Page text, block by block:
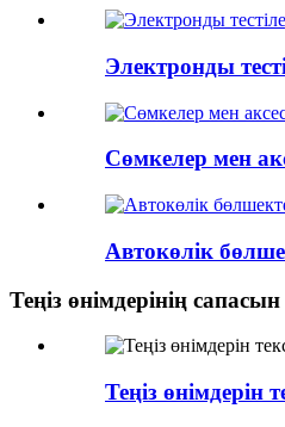
Электронды
Сөмкелер мен
Автокөлік
Теңіз өнімдерінің
Теңіз өнімдерін